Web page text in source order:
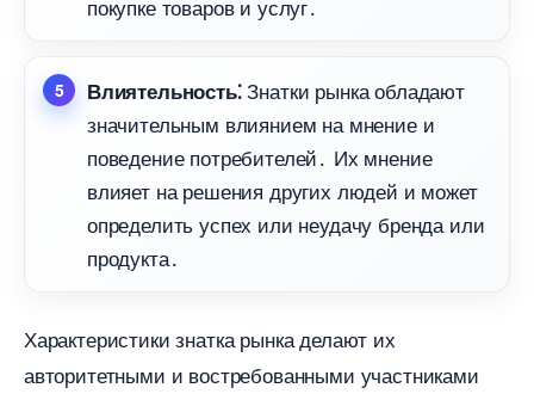
покупке товаров и услуг․
лиятельность⁚Знатки рынка обладают
значительным влиянием на мнение и
поведение потребителей․ Их мнение
лияет на решения других людей и может
определить успех или неудачу бренда или
продукта․
Характеристики знатка рынка делают их
авторитетными и востребованными участниками